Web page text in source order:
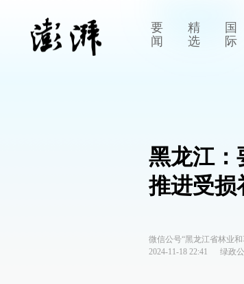
要
闻
精
选
国
际
黑龙江：
推进受损
微信公号“黑龙江省林业和
2024-11-18 22:41
绿政